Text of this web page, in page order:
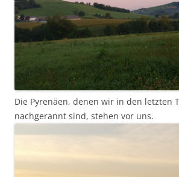
Die Pyrenäen, denen wir in den letzten
nachgerannt sind, stehen vor uns.